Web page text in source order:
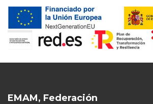
EMAM, Federación